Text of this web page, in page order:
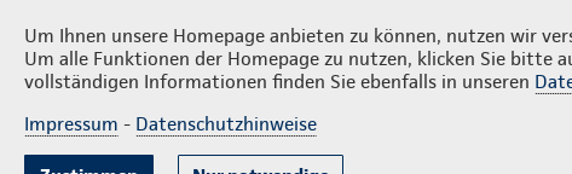
Um Ihnen unsere Homepage anbieten zu können, nutzen wir
Um alle Funktionen der Homepage zu nutzen, klicken Sie bitte
vollständigen Informationen finden Sie ebenfalls in unseren
Impressum - Datenschutzhinweise
Behr PrivatkundenFirmenkunden
KrankenversicherungLebensversicherung